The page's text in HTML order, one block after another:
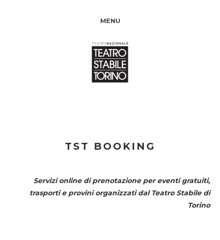
MENU
TST BOOKING
Servizi online di prenotazione per eventi gratuiti,
trasporti e provini organizzati dal Teatro Stabile di
Torino